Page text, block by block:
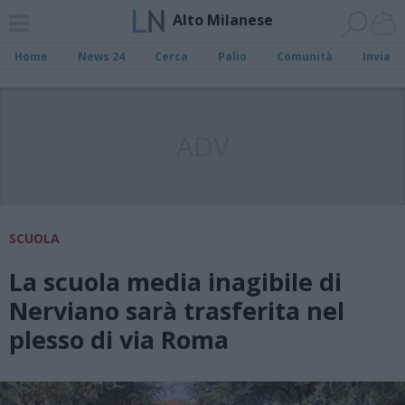
Alto Milanese
Home News 24 Cerca Palio Comunità Invia
SCUOLA
La scuola media inagibile di
Nerviano sarà trasferita nel
plesso di via Roma